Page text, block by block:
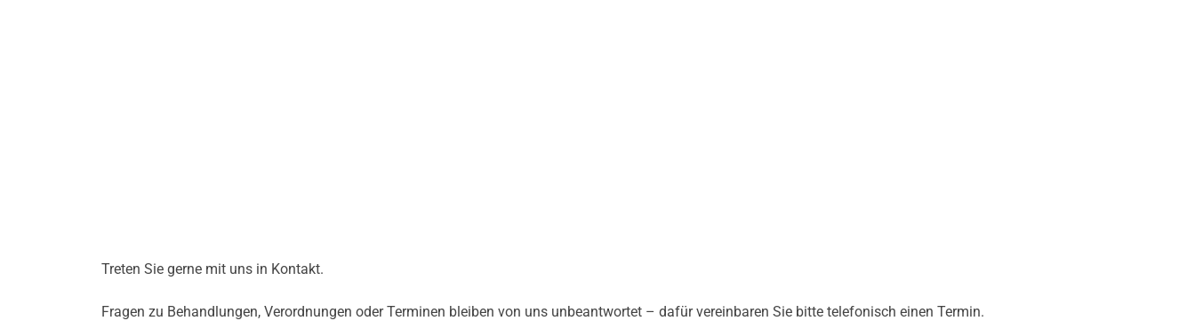
Treten Sie gerne mit uns in Kontakt.
Fragen zu Behandlungen, Verordnungen oder Terminen bleiben von uns unbeantwortet – dafür vereinbaren Sie bitte telefonisch einen Termin.